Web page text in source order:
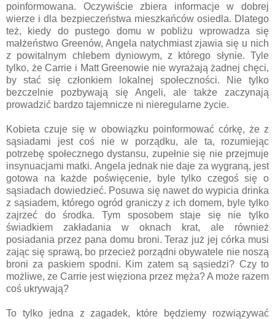
poinformowana. Oczywiście zbiera informacje w dobrej
wierze i dla bezpieczeństwa mieszkańców osiedla. Dlatego
też, kiedy do pustego domu w pobliżu wprowadza się
małżeństwo Greenów, Angela natychmiast zjawia się u nich
z powitalnym chlebem dyniowym, z którego słynie. Tyle
tylko, że Carrie i Matt Greenowie nie wyrażają żadnej chęci,
by stać się członkiem lokalnej społeczności. Nie tylko
bezczelnie pozbywają się Angeli, ale także zaczynają
prowadzić bardzo tajemnicze ni nieregularne życie.
Kobieta czuje się w obowiązku poinformować córkę, że z
sąsiadami jest coś nie w porządku, ale ta, rozumiejąc
potrzebę społecznego dystansu, zupełnie się nie przejmuje
insynuacjami matki. Angela jednak nie daje za wygraną, jest
gotowa na każde poświęcenie, byle tylko czegoś się o
sąsiadach dowiedzieć. Posuwa się nawet do wypicia drinka
z sąsiadem, którego ogród graniczy z ich domem, byle tylko
zajrzeć do środka. Tym sposobem staje się nie tylko
świadkiem zakładania w oknach krat, ale również
posiadania przez pana domu broni. Teraz już jej córka musi
zając się sprawą, bo przecież porządni obywatele nie noszą
broni za paskiem spodni. Kim zatem są sąsiedzi? Czy to
możliwe, ze Carrie jest więziona przez męża? A może razem
coś ukrywają?
To tylko jedna z zagadek, które będziemy rozwiązywać